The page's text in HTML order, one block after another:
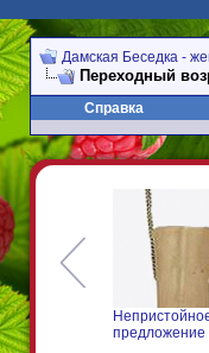
Дамская Беседка -
Переходный
Справка
Непристойное
предложение от ...